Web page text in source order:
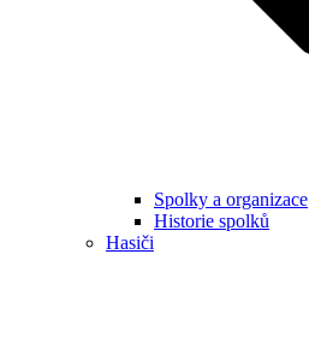
Spolky a organizace
Historie spolků
Hasiči